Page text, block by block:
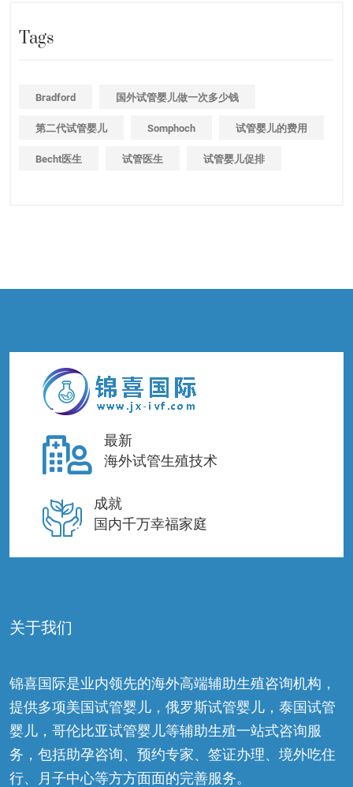
Tags
Bradford 国外试管婴儿做一次多少钱
第二代试管婴儿 Somphoch 试管婴儿的费用
Becht医生 试管医生 试管婴儿促排
最新
海外试管生殖技术
成就
国内千万幸福家庭
关于我们
锦喜国际是业内领先的海外高端辅助生殖咨询机构，
提供多项美国试管婴儿，俄罗斯试管婴儿，泰国试管
婴儿，哥伦比亚试管婴儿等辅助生殖一站式咨询服
务，包括助孕咨询、预约专家、签证办理、境外吃住
行、月子中心等方方面面的完善服务。